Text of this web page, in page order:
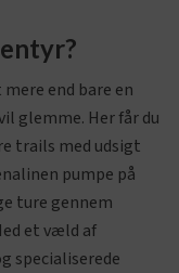
end bare en
glemme. Her får du
trails med udsigt
pumpe på
ture gennem
et væld af
specialiserede